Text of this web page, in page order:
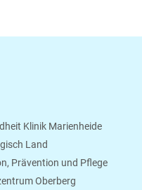
Klinik Marienheide
Land
Prävention und Pflege
Oberberg